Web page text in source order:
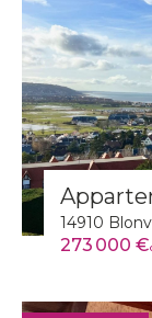
14910
273 000 €